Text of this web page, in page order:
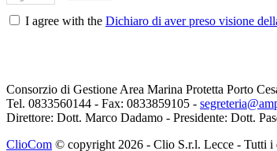
I agree with the Dichiaro di aver preso visione
Consorzio di Gestione Area Marina Protetta Porto
Tel. 0833560144 - Fax: 0833859105 -
Direttore: Dott. Marco Dadamo - Presidente: Dott.
ClioCom © copyright 2026 - Clio S.r.l. Lecce - Tutti i